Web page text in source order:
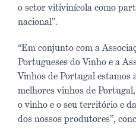
o setor vitivinícola como
nacional”.
“Em conjunto com a
Portugueses do Vinho e a
Vinhos de Portugal
melhores vinhos de
o vinho e o seu território e
dos nossos produtores”,